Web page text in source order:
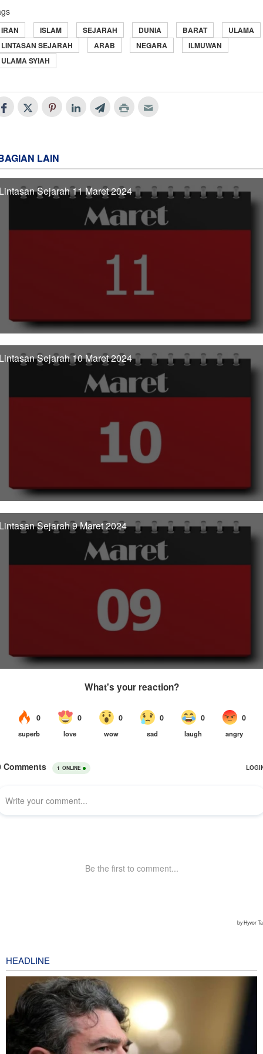
IRAN ISLAM SEJARAH DUNIA BARAT
ULAMA
LINTASAN SEJARAH
ARAB NEGARA
ILMUWAN
ULAMA SYIAH
LAIN
Sejarah 11 Maret 2024
Sejarah 10 Maret 2024
Sejarah 9 Maret 2024
HEADLINE